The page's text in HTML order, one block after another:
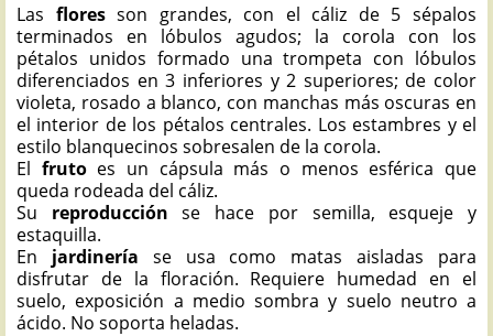
Las floresson grandes, con el cáliz de 5 sépalos
terminados en lóbulos agudos; la corola con los
pétalos unidos formado una trompeta con lóbulos
diferenciados en 3 inferiores y 2 superiores; de color
violeta, rosado a blanco, con manchas más oscuras en
el interior de los pétalos centrales. Los estambres y el
estilo blanquecinos sobresalen de la corola.
El fruto es un cápsula más o menos esférica que
queda rodeada del cáliz.
Su reproducciónse hace por semilla, esqueje y
estaquilla.
En jardinería se usa como matas aisladas para
disfrutar de la floración. Requiere humedad en el
suelo, exposición a medio sombra y suelo neutro a
ácido. No soporta heladas.